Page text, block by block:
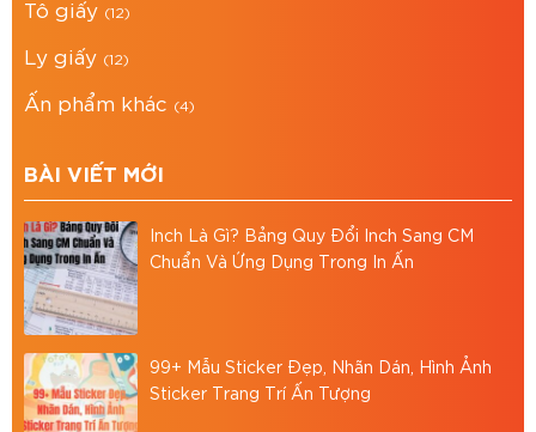
Dễ tuỳ chỉnh: Có thể thay đổi kích thước,
chuyên nghiệp.
Ứng dụng đa dạng: Phù hợp đựng trà, bánh
quà biếu doanh nghiệp.
Mua sản phẩm tại Bao Bì Asia
Sản xuất trực tiếp, không qua trung gian →
Giá cạnh tranh nhất thị trường.
Nhận in logo – thiết kế riêng cho từng doanh
nghiệp.
Tô giấy (12)
Ly giấy (12)
Ấn phẩm khác (4)
BÀI VIẾT MỚI
Inch Là Gì? Bảng Quy Đổi Inch Sang CM
Chuẩn Và Ứng Dụng Trong In Ấn
99+ Mẫu Sticker Đẹp, Nhãn Dán, Hình Ảnh
Sticker Trang Trí Ấn Tượng